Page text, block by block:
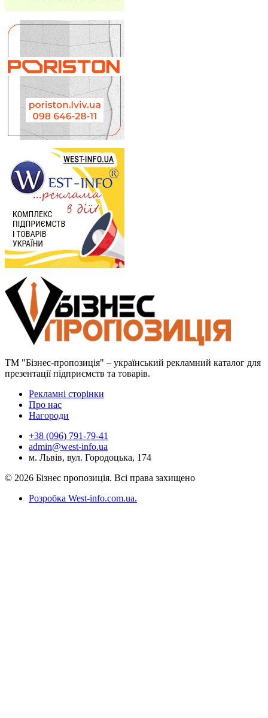
ТМ "Бізнес-пропозиція" – український рекламний каталог для
презентації підприємств та товарів.
Рекламні сторінки
Про нас
Нагороди
+38 (096) 791-79-41
admin@west-info.ua
м. Львів, вул. Городоцька, 174
© 2026 Бізнес пропозиція. Всі права захищено
Розробка West-info.com.ua.